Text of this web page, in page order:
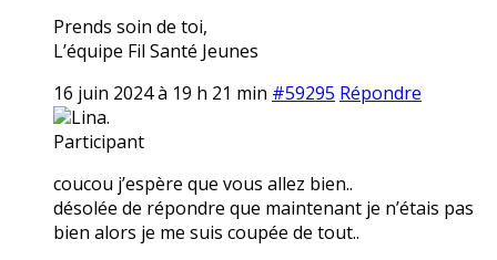
Prends soin de toi,
L’équipe Fil Santé Jeunes
16 juin 2024 à 19 h 21 min #59295 Répondre
Lina.
Participant
coucou j’espère que vous allez bien..
désolée de répondre que maintenant je n’étais pas
bien alors je me suis coupée de tout..